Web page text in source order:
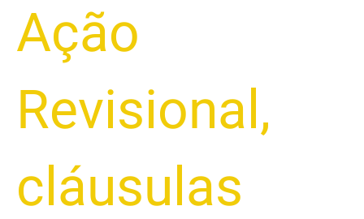
Ação
Revisional ,
cláusulas